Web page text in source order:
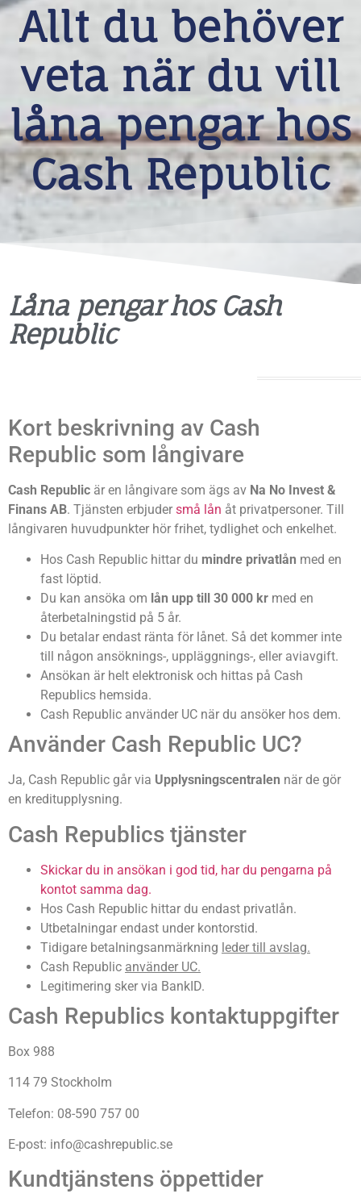
Allt du behöver
veta när du vill
låna pengar hos
Cash Republic
Låna pengar hos Cash
Republic
Kort beskrivning av Cash
Republic som långivare
Cash Republic är en långivare som ägs av Na No Invest &
Finans AB. Tjänsten erbjuder små lån åt privatpersoner. Till
långivaren huvudpunkter hör frihet, tydlighet och enkelhet.
Hos Cash Republic hittar du mindre privatlån med en
fast löptid.
Du kan ansöka om lån upp till 30 000 kr med en
återbetalningstid på 5 år.
Du betalar endast ränta för lånet. Så det kommer inte
till någon ansöknings-, uppläggnings-, eller aviavgift.
Ansökan är helt elektronisk och hittas på Cash
Republics hemsida.
Cash Republic använder UC när du ansöker hos dem.
Använder Cash Republic UC?
Ja, Cash Republic går via Upplysningscentralen när de gör
en kreditupplysning.
Cash Republics tjänster
Skickar du in ansökan i god tid, har du pengarna på
kontot samma dag.
Hos Cash Republic hittar du endast privatlån.
Utbetalningar endast under kontorstid.
Tidigare betalningsanmärkning leder till avslag.
Cash Republic använder UC.
Legitimering sker via BankID.
Cash Republics kontaktuppgifter
Box 988
114 79 Stockholm
Telefon: 08-590 757 00
E-post: info@cashrepublic.se
Kundtjänstens öppettider